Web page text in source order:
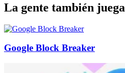
La gente también juega
Google Block Breaker